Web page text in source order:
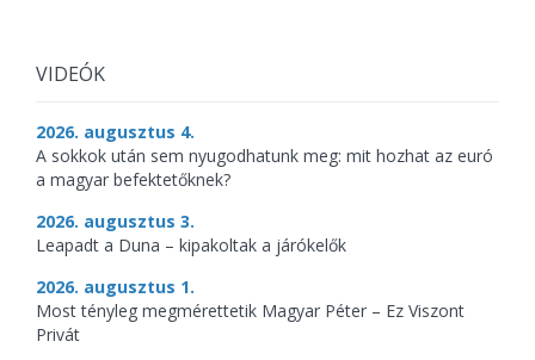
VIDEÓK
2026. augusztus 4.
A sokkok után sem nyugodhatunk meg: mit hozhat az euró
a magyar befektetőknek?
2026. augusztus 3.
Leapadt a Duna – kipakoltak a járókelők
2026. augusztus 1.
Most tényleg megmérettetik Magyar Péter – Ez Viszont
Privát